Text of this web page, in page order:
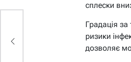
сплески
Градація
ризики
дозволяє